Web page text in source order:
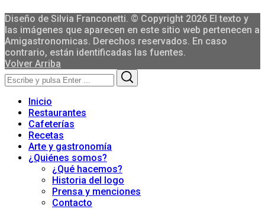
Diseño de Silvia Franconetti. © Copyright 2026 El texto y
las imágenes que aparecen en este sitio web pertenecen a
Amigastronomicas. Derechos reservados. En caso
contrario, están identificadas las fuentes.
Volver Arriba
Search
for:
Inicio
Restaurantes
Cafeterías
Recetas
Arte y gastronomía
¿Quiénes somos?
¿Qué hacemos?
Historia del logo
Prensa y menciones
Contacto